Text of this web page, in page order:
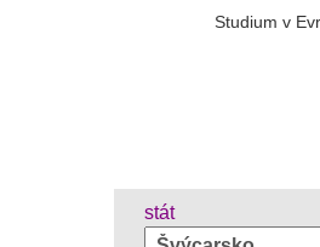
Studium v
stát